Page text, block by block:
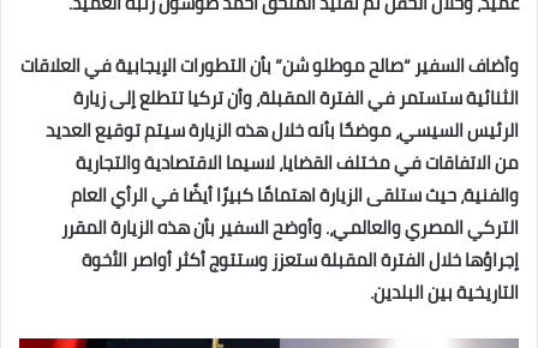
وأضاف السفير “صالح موطلو شن” بأن التطورات الإيجابية في العلاقات
الثنائية ستستمر في الفترة المقبلة، وأن تركيا تتطلع إلى ‏زيارة
الرئيس السيسي، موضحًا بأنه خلال هذه الزيارة سيتم توقيع العديد
من الاتفاقات في مختلف القضايا، لاسيما الاقتصادية ‏والتجارية
والفنية، حيث ستلقى الزيارة اهتمامًا كبيرًا أيضًا في الرأي العام
التركي المصري والعالمي،.‎‏ وأوضح السفير بأن هذه ‏الزيارة المقرر
إجراؤها خلال الفترة المقبلة ستعزز وستتوج أكثر أواصر الأخوة
التاريخية بين البلدين.